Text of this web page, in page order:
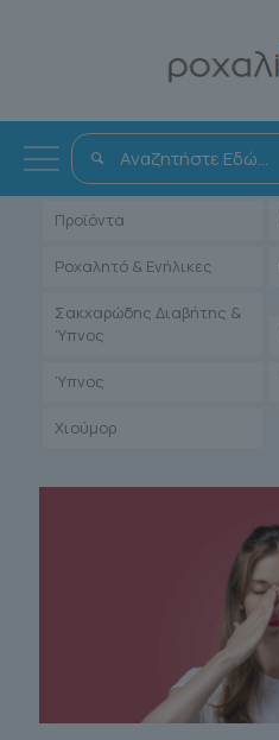
Άρθρα Γιατρών
Μαρτυρίες Ιατρών
Προϊόντα
Ροχαλητό & Ενήλικες
Σακχαρώδης Διαβήτης &
Ύπνος
Ύπνος
Χιούμορ